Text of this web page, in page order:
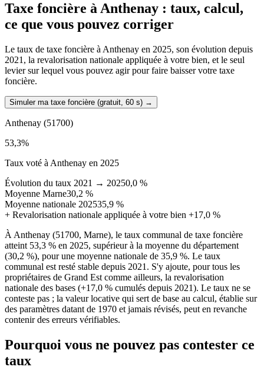
Taxe foncière àAnthenay : taux, calcul,
ce que vous pouvez corriger
Le taux de taxe foncière à Anthenay en 2025, son évolution depuis
2021, la revalorisation nationale appliquée à votre bien, et le seul
levier sur lequel vous pouvez agir pour faire baisser votre taxe
foncière.
Simuler ma taxe foncière (gratuit, 60 s) →
Anthenay (51700)
53,3%
Taux voté à Anthenay en 2025
Évolution du taux 2021 → 20250,0 %
Moyenne Marne30,2 %
Moyenne nationale 202535,9 %
+ Revalorisation nationale appliquée à votre bien +17,0 %
À Anthenay (51700, Marne), le taux communal de taxe foncière
atteint 53,3 % en 2025, supérieur à la moyenne du département
(30,2 %), pour une moyenne nationale de 35,9 %. Le taux
communal est resté stable depuis 2021. S'y ajoute, pour tous les
propriétaires de Grand Est comme ailleurs, la revalorisation
nationale des bases (+17,0 % cumulés depuis 2021). Le taux ne se
conteste pas ; la valeur locative qui sert de base au calcul, établie sur
des paramètres datant de 1970 et jamais révisés, peut en revanche
contenir des erreurs vérifiables.
Pourquoi vous ne pouvez pas contester ce
taux